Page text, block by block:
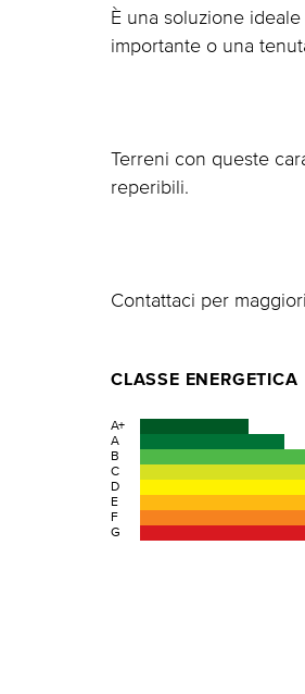
È una soluzione
importante o una
Terreni con queste
reperibili.
Contattaci per
CLASSE ENERGETICA
A+
A
B
C
D
E
F
G